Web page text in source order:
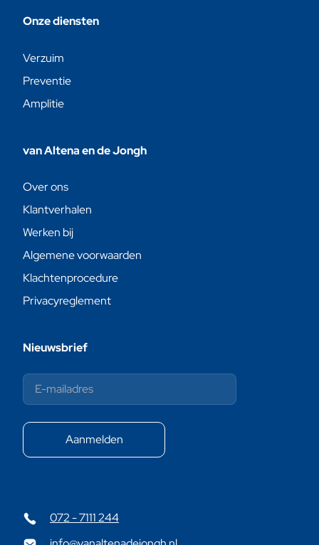
072 - 7111 244
Onze diensten
Verzuim
Preventie
Amplitie
van Altena en de Jongh
Over ons
Klantverhalen
Werken bij
Algemene voorwaarden
Klachtenprocedure
Privacyreglement
Nieuwsbrief